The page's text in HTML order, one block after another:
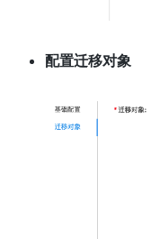
配置迁移对象